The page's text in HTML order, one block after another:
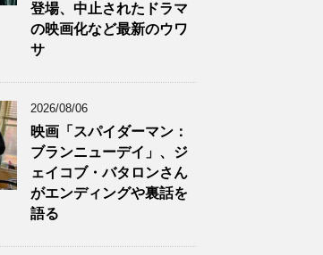
登場、中止されたドラマ
の映画化など最新のウワ
サ
2026/08/06
映画「スパイダーマン：
ブランニューデイ」、ジ
ェイコブ・バタロンさん
がエンディングや裏話を
語る